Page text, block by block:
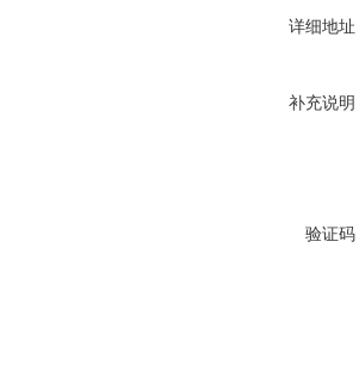
详细地址
补充说明
验证码